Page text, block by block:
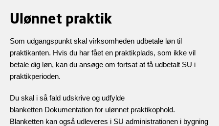
Ulønnet praktik
Som udgangspunkt skal virksomheden udbetale løn til
praktikanten. Hvis du har fået en praktikplads, som ikke vil
betale dig løn, kan du ansøge om fortsat at få udbetalt SU i
praktikperioden.
Du skal i så fald udskrive og udfylde
blanketten Dokumentation for ulønnet praktikophold.
Blanketten kan også udleveres i SU administrationen i bygning